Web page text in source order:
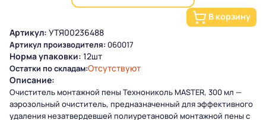
В корзину
Артикул: УТЯ00236488
Артикул производителя: 060017
Норма упаковки: 12шт
Остатки по складам:Отсутствуют
Описание:
Очиститель монтажной пены Технониколь MASTER, 300 мл —
аэрозольный очиститель, предназначенный для эффективного
удаления незатвердевшей полиуретановой монтажной пены с